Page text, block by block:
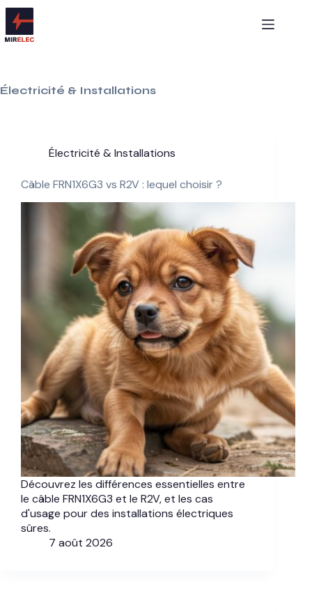
Passer
contenu
Électricité & Installations
Électricité & Installations
Câble FRN1X6G3 vs R2V : lequel choisir ?
Découvrez les différences essentielles entre
le câble FRN1X6G3 et le R2V, et les cas
d'usage pour des installations électriques
sûres.
7 août 2026